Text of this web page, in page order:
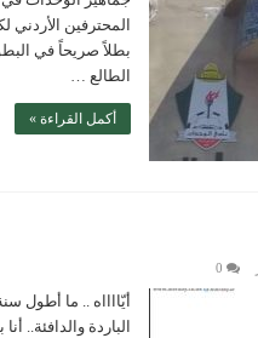
المحترفين
بطلاً صريحاً في
الطالع …
أكمل القراءة »
0
الباردة والدافئة..